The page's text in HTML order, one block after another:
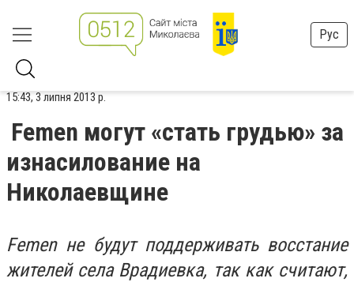
Рус
15:43, 3 липня 2013 р.
Femen могут «стать грудью» за
изнасилование на
Николаевщине
Femen не будут поддерживать восстание
жителей села Врадиевка, так как считают,